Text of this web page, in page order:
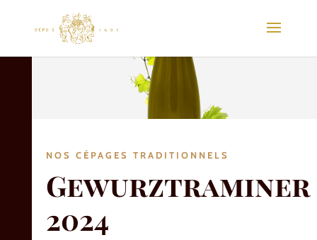
NOS CÉPAGES TRADITIONNELS
Gewurztraminer
2024